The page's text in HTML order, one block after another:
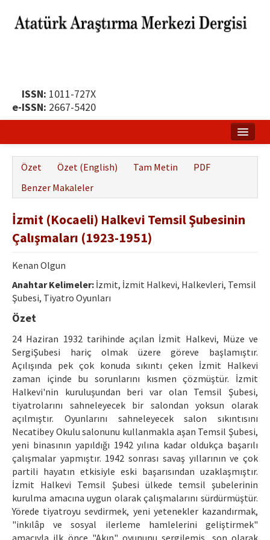
ISSN: 1011-727X
e-ISSN: 2667-5420
Yayın Politikası
Dergi Kurulları
Yayın İlkeleri
Etik İlkeler
Yazar Rehberi
Hakem Rehberi
İletişim
Özet Özet (English) Tam Metin
PDF
Benzer Makaleler
İzmit (Kocaeli) Halkevi Temsil Şubesinin
Çalışmaları (1923-1951)
Kenan Olgun
Anahtar Kelimeler: İzmit, İzmit Halkevi, Halkevleri, Temsil
Şubesi, Tiyatro Oyunları
Özet
24 Haziran 1932 tarihinde açılan İzmit Halkevi, Müze ve
SergiŞubesi hariç olmak üzere göreve başlamıştır.
Açılışında pek çok konuda sıkıntı çeken İzmit Halkevi
zaman içinde bu sorunlarını kısmen çözmüştür. İzmit
Halkevi'nin kuruluşundan beri var olan Temsil Şubesi,
tiyatrolarını sahneleyecek bir salondan yoksun olarak
açılmıştır. Oyunlarını sahneleyecek salon sıkıntısını
Necatibey Okulu salonunu kullanmakla aşan Temsil Şubesi,
yeni binasının yapıldığı 1942 yılına kadar oldukça başarılı
çalışmalar yapmıştır. 1942 sonrası savaş yıllarının ve çok
partili hayatın etkisiyle eski başarısından uzaklaşmıştır.
İzmit Halkevi Temsil Şubesi ülkede temsil şubelerinin
kurulma amacına uygun olarak çalışmalarını sürdürmüştür.
Yörede tiyatroyu sevdirmek, yeni yetenekler kazandırmak,
"inkılâp ve sosyal ilerleme hamlelerini geliştirmek"